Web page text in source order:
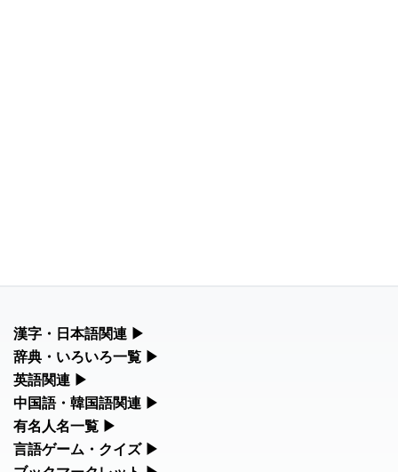
漢字・日本語関連 ▶
漢字の読み方検索、手書き入力、書き順練習など、日本語学習に
人名漢字辞典 - 読み方検索
辞典・いろいろ一覧 ▶
部首・画数別の漢字一覧、熟語辞典、地名・駅名検索など、各種
リファレンスツールです。
英語関連 ▶
カタカナ語・略語の意味検索、発音記号、リスニング練習など英
カタカナ語の意味・発音・類語辞典
中国語・韓国語関連 ▶
中国語のピンイン変換、韓国語の手書き入力など、アジア言語学
有名人名一覧 ▶
海外セレブやスポーツ選手の名前の読み方・発音を確認できま
言語ゲーム・クイズ ▶